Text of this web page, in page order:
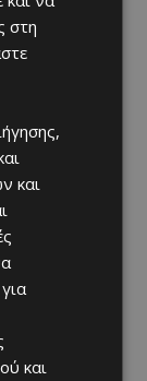
στη
και
και